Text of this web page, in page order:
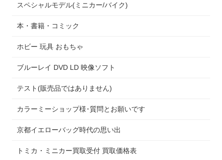
スペシャルモデル(ミニカー/バイク)
本・書籍・コミック
ホビー 玩具 おもちゃ
ブルーレイ DVD LD 映像ソフト
テスト(販売品ではありません)
カラーミーショップ様･質問とお願いです
京都イエローバッグ時代の思い出
トミカ・ミニカー買取受付 買取価格表